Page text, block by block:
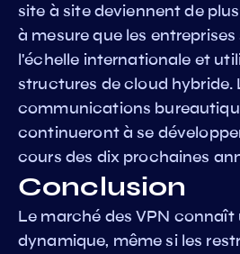
site à site deviennent de
à mesure que les
l'échelle internationale et
structures de cloud hybride.
communications
continueront à se
cours des dix prochaines
Conclusion
Le marché des VPN
dynamique, même si les